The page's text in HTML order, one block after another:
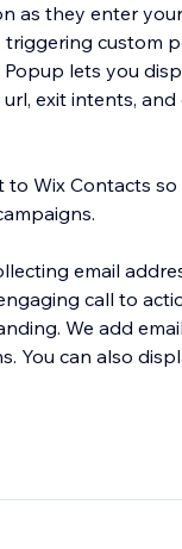
as they enter
custom
lets you
It works perfectly on
Wix Contacts
email
from 6 templates and
Wix Contacts